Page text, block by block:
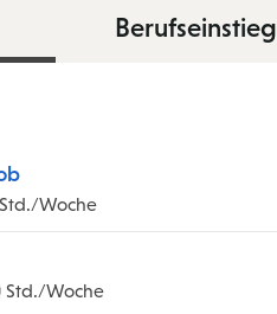
Berufseinstieg
Woche
Std./Woche